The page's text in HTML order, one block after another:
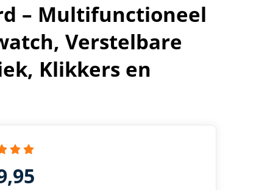
– Multifunctioneel
Verstelbare
Klikkers en